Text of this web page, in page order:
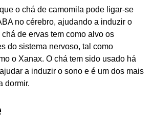
o chá de camomila pode ligar-se
no cérebro, ajudando a induzir o
de ervas tem como alvo os
do sistema nervoso, tal como
o Xanax. O chá tem sido usado há
a induzir o sono e é um dos mais
dormir.